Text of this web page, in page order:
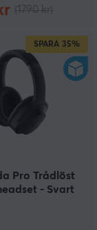
SPARA 35%
Pro Trådlöst
- Svart